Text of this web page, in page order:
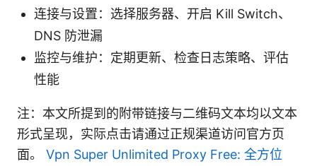
连接与设置：选择服务器、开启 Kill Switch、
DNS 防泄漏
监控与维护：定期更新、检查日志策略、评估
性能
注：本文所提到的附带链接与二维码文本均以文本
形式呈现，实际点击请通过正规渠道访问官方页
面。 Vpn Super Unlimited Proxy Free: 全方位